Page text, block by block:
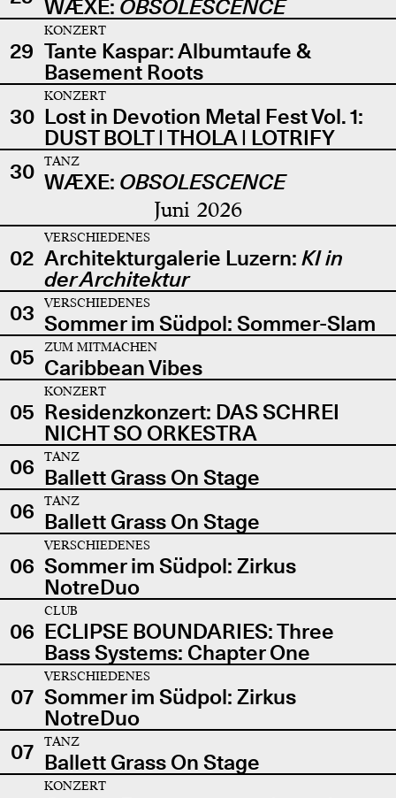
WÆXE: OBSOLESCENCE
29
KONZERT
Tante Kaspar: Albumtaufe &
Basement Roots
30
KONZERT
Lost in Devotion Metal Fest Vol. 1:
DUST BOLT | THOLA | LOTRIFY
30
TANZ
WÆXE: OBSOLESCENCE
Juni 2026
02
VERSCHIEDENES
Architekturgalerie Luzern: KI in
der Architektur
03
VERSCHIEDENES
Sommer im Südpol: Sommer-Slam
05
ZUM MITMACHEN
Caribbean Vibes
05
KONZERT
Residenzkonzert: DAS SCHREI
NICHT SO ORKESTRA
06
TANZ
Ballett Grass On Stage
06
TANZ
Ballett Grass On Stage
06
VERSCHIEDENES
Sommer im Südpol: Zirkus
NotreDuo
06
CLUB
ECLIPSE BOUNDARIES: Three
Bass Systems: Chapter One
07
VERSCHIEDENES
Sommer im Südpol: Zirkus
NotreDuo
07
TANZ
Ballett Grass On Stage
KONZERT